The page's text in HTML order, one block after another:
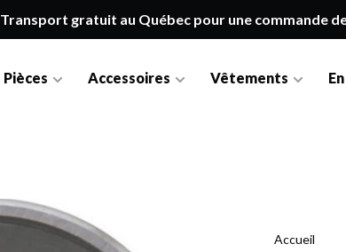
Transport gratuit au Québec pour une commande
Pièces Accessoires Vêtements
Accueil